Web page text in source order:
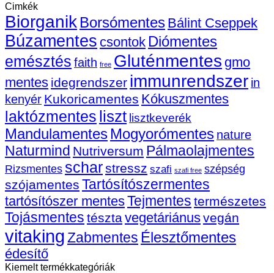
bejegyzéshez
és
Cimkék
Biorganik Borsómentes Bálint Cseppek
Búzamentes csontok Diómentes
emésztés faith free Gluténmentes gmo
mentes idegrendszer immunrendszer in
kenyér Kukoricamentes Kókuszmentes
laktózmentes liszt lisztkeverék
Mandulamentes Mogyorómentes nature
Naturmind Nutriversum Pálmaolajmentes
Rizsmentes scharstressz szafi szafi free szépség
szójamentes Tartósítószermentes
tartósítószer mentesTejmentes természetes
Tojásmentes tésztavegetáriánusvegán
vitakingZabmentes Élesztőmentes
édesítő
Kiemelt termékkategóriák